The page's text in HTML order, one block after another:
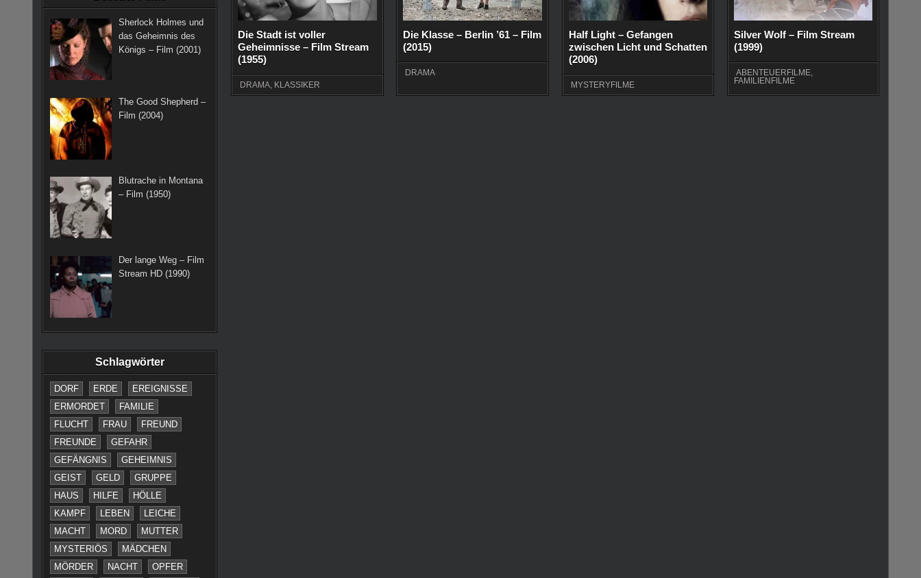
a
m
s
t
Sherlock Holmes und
das Geheimnis des
Königs – Film (2001)
The Good Shepherd –
Film (2004)
Blutrache in Montana
– Film (1950)
Der lange Weg – Film
Stream HD (1990)
Schlagwörter
DORF ERDE
EREIGNISSE
ERMORDET
FAMILIE
FLUCHT
FRAU
FREUND
FREUNDE
GEFAHR
GEFÄNGNIS
GEHEIMNIS
GEIST
GELD
GRUPPE
HAUS
HILFE
HÖLLE
KAMPF
LEBEN
LEICHE
MACHT
MORD
MUTTER
MYSTERIÖS
MÄDCHEN
MÖRDER
NACHT
OPFER
Die Stadt ist voller
Geheimnisse – Film Stream
(1955)
DRAMA KLASSIKER
Die Klasse – Berlin ’61 – Film
(2015)
DRAMA
Half Light – Gefangen
zwischen Licht und Schatten
(2006)
MYSTERYFILME
Silver Wolf – Film Stream
(1999)
ABENTEUERFILME,
FAMILIENFILME